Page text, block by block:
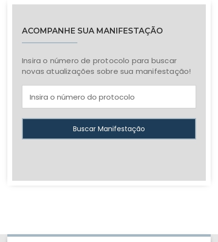
ACOMPANHE SUA MANIFESTAÇÃO
Insira o número de protocolo para buscar
novas atualizações sobre sua manifestação!
Buscar Manifestação